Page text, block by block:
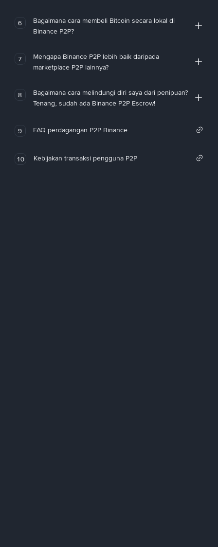
6
Bagaimana cara membeli Bitcoin secara lokal di
Binance P2P?
7
Mengapa Binance P2P lebih baik daripada
marketplace P2P lainnya?
8
Bagaimana cara melindungi diri saya dari penipuan?
Tenang, sudah ada Binance P2P Escrow!
9 FAQ perdagangan P2P Binance
10 Kebijakan transaksi pengguna P2P